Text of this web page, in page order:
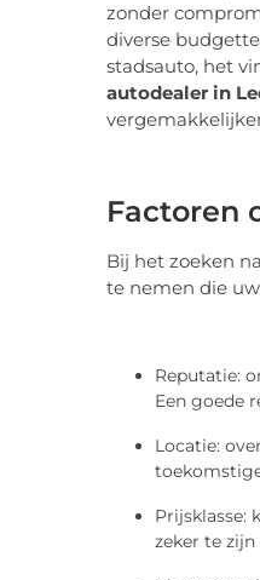
zonder
diverse
stadsauto, het
autodealer in
Factoren
Bij het zoeken
te nemen die
Reputatie:
Een goede
Locatie:
Prijsklasse:
zeker te